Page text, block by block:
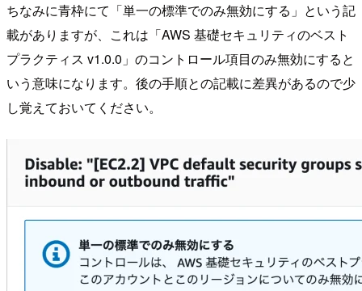
ちなみに青枠にて「単一の標準でのみ無効にする」という記
載がありますが、これは「AWS 基礎セキュリティのベスト
プラクティス v1.0.0」のコントロール項目のみ無効にすると
いう意味になります。後の手順との記載に差異があるので少
し覚えておいてください。